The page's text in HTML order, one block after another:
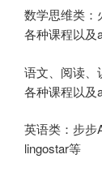
数学思维类：
各种课程以及
语文、阅读、
各种课程以及
英语类：步步
lingostar等